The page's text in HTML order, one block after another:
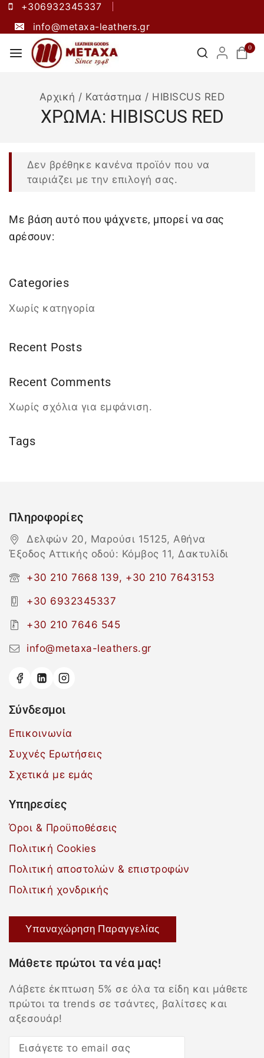
+306932345337
info@metaxa-leathers.gr
0
Αρχική / Κατάστημα / HIBISCUS RED
ΧΡΩΜΑ: HIBISCUS RED
Δεν βρέθηκε κανένα προϊόν που να
ταιριάζει με την επιλογή σας.
Με βάση αυτό που ψάχνετε, μπορεί να σας
αρέσουν:
Categories
Χωρίς κατηγορία
Recent Posts
Recent Comments
Χωρίς σχόλια για εμφάνιση.
Tags
Πληροφορίες
Δελφών 20, Μαρούσι 15125, Αθήνα
Έξοδος Αττικής οδού: Κόμβος 11, Δακτυλίδι
+30 210 7668 139, +30 210 7643153
+30 6932345337
+30 210 7646 545
info@metaxa-leathers.gr
Σύνδεσμοι
Επικοινωνία
Συχνές Ερωτήσεις
Σχετικά με εμάς
Υπηρεσίες
Όροι & Προϋποθέσεις
Πολιτική Cookies
Πολιτική αποστολών & επιστροφών
Πολιτική χονδρικής
Υπαναχώρηση Παραγγελίας
Μάθετε πρώτοι τα νέα μας!
Λάβετε έκπτωση 5% σε όλα τα είδη και μάθετε
πρώτοι τα trends σε τσάντες, βαλίτσες και
αξεσουάρ!